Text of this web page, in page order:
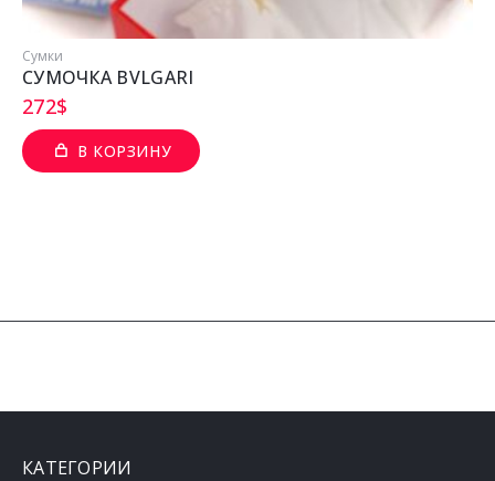
Сумки
СУМОЧКА BVLGARI
272$
В КОРЗИНУ
КАТЕГОРИИ